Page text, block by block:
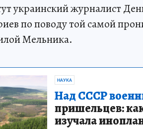
украинский журналист
по поводу той самой
Мельника.
НАУКА
Над СССР
пришельцев:
изучала